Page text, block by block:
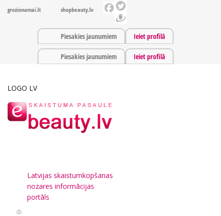
grozionamai.lt shopbeauty.lv
Piesakies jaunumiem Ieiet profilā
Piesakies jaunumiem Ieiet profilā
LOGO LV
Latvijas skaistumkopšanas
nozares informācijas
portāls